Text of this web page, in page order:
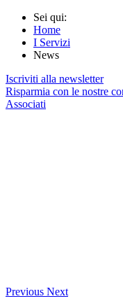
Sei qui:
Home
I Servizi
News
Iscriviti alla newsletter
Risparmia con le nostre
Associati
Previous Next